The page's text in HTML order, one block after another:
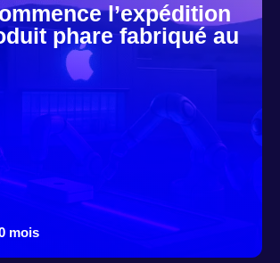
l’expédition
phare fabriqué au
mois